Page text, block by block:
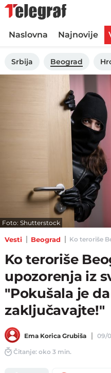
Naslovna Najnovije
Srbija Beograd
Foto: Shutterstock
Vesti Beograd Ko teroriše
Ko teroriše
upozorenja iz
"Pokušala je
zaključavajte!"
Ema Korica Grubiša 09/
Čitanje: oko 3 min.